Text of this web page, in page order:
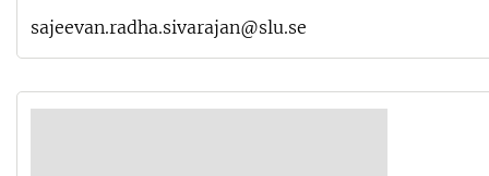
sajeevan.radha.sivarajan@slu.se